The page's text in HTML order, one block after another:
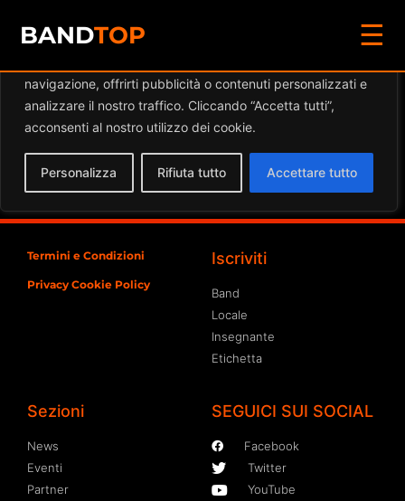
Diamo valore alla tua privacy
navigazione, offrirti pubblicità o contenuti personalizzati e
analizzare il nostro traffico. Cliccando “Accetta tutti”,
acconsenti al nostro utilizzo dei cookie.
Personalizza Rifiuta tutto Accettare tutto
BANDTOP
☰
Eventi aThe Green Sheep
Gastro pub
Spiacente, ma nessun risultato è stato trovato per
l'archivio richiesto
Termini e Condizioni
Privacy Cookie Policy
Iscriviti
Band
Locale
Insegnante
Etichetta
Sezioni
News
Eventi
Partner
SEGUICI SUI SOCIAL
Facebook
Twitter
YouTube